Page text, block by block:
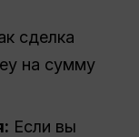
сделка
на сумму
Если вы